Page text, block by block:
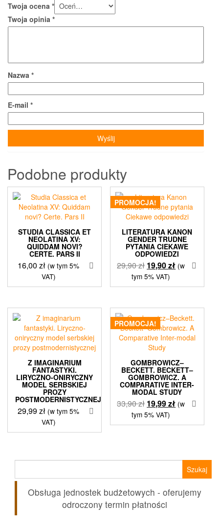
Twoja ocena *
Twoja opinia *
Nazwa *
E-mail *
Podobne produkty
STUDIA CLASSICA ET
NEOLATINA XV:
QUIDDAM NOVI?
CERTE. PARS II
16,00zł (w tym 5%
VAT)
PROMOCJA!
LITERATURA KANON
GENDER TRUDNE
PYTANIA CIEKAWE
ODPOWIEDZI
29,90zł Pierwotna
cena
wynosiła:
19,90złAktualna
wynosi:
(w
tym 5% VAT)
Z IMAGINARIUM
FANTASTYKI.
LIRYCZNO-ONIRYCZNY
MODEL SERBSKIEJ
PROZY
POSTMODERNISTYCZNEJ
29,99zł (w tym 5%
VAT)
PROMOCJA!
GOMBROWICZ–
BECKETT. BECKETT–
GOMBROWICZ. A
COMPARATIVE INTER-
MODAL STUDY
33,90zł Pierwotna
cena
wynosiła:
19,99złAktualna
wynosi:
(w
tym 5% VAT)
Obsługa jednostek budżetowych - oferujemy
odroczony termin płatności